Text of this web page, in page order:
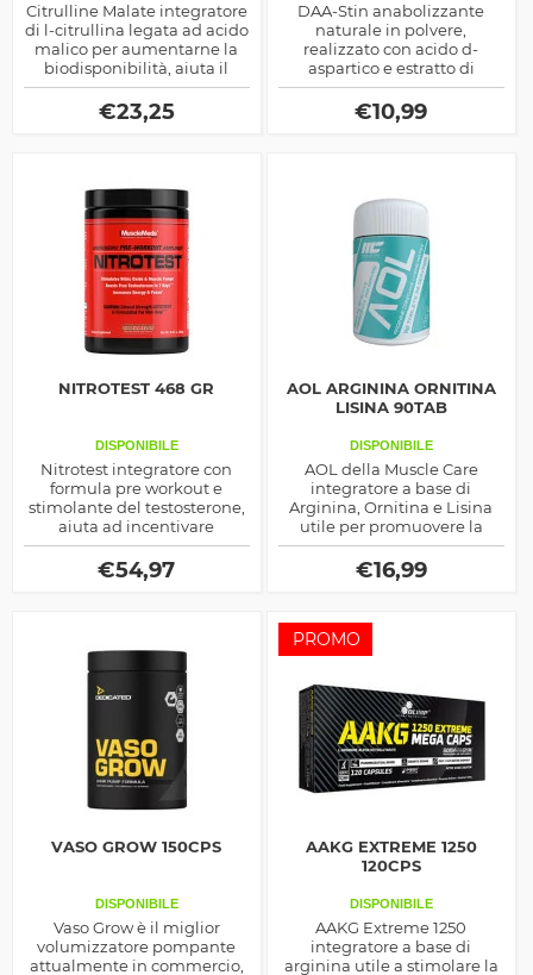
Citrulline Malate integratore
di l-citrullina legata ad acido
malico per aumentarne la
biodisponibilità, aiuta il
pompaggio muscolare ed il
rilascio di Gh endogeno
€23,25
DAA-Stin anabolizzante
naturale in polvere,
realizzato con acido d-
aspartico e estratto di
trigonella fieno greco,
ottimo per modulare il
rilascio del testosterone
€10,99
NITROTEST 468 GR
DISPONIBILE
Nitrotest integratore con
formula pre workout e
stimolante del testosterone,
aiuta ad incentivare
l'intensità di allenamento
migliorando l'energia e la
forza fisica
€54,97
AOL ARGININA ORNITINA
LISINA 90TAB
DISPONIBILE
AOL della Muscle Care
integratore a base di
Arginina, Ornitina e Lisina
utile per promuovere la
produzione dell'Ossido
Nitrico e la vasodiltazione.
€16,99
VASO GROW 150CPS
DISPONIBILE
Vaso Grow è il miglior
volumizzatore pompante
attualmente in commercio,
PROMO
AAKG EXTREME 1250
120CPS
DISPONIBILE
AAKG Extreme 1250
integratore a base di
arginina utile a stimolare la